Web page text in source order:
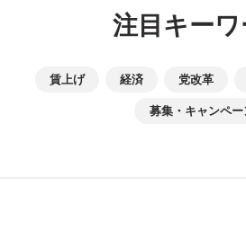
注目キーワ
賃上げ 経済 党改革
募集・キャンペー